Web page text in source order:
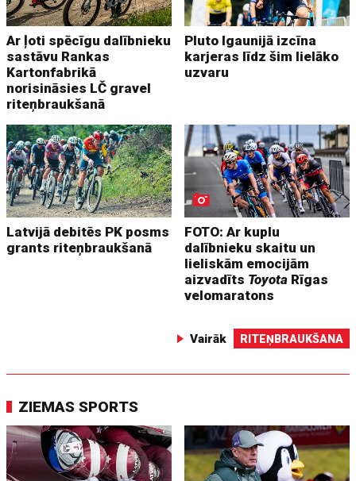
Ar ļoti spēcīgu dalībnieku
sastāvu Rankas
Kartonfabrikā
norisināsies LČ gravel
riteņbraukšanā
Pluto Igaunijā izcīna
karjeras līdz šim lielāko
uzvaru
Latvijā debitēs PK posms
grants riteņbraukšanā
FOTO: Ar kuplu
dalībnieku skaitu un
lieliskām emocijām
aizvadīts Toyota Rīgas
velomaratons
Vairāk RITEŅBRAUKŠANA
ZIEMAS SPORTS